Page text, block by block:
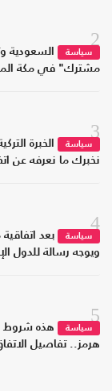
2
سياسة
السعودية
مشترك" في مكة
3
سياسة
الخبرة
نخبرك ما نعرفه عن
4
سياسة
بعد
ويوجه رسالة للدول
5
سياسة
هذه شروط
هرمز.. تفاصيل